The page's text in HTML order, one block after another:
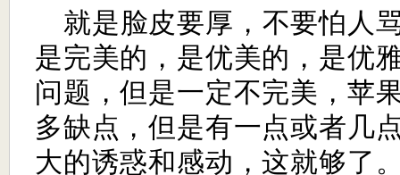
就是脸皮要厚，不要怕人
是完美的，是优美的，是优
问题，但是一定不完美，苹
多缺点，但是有一点或者几
大的诱惑和感动，这就够了